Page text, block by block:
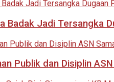
Badak Jadi Tersangka
Publik dan Disiplin